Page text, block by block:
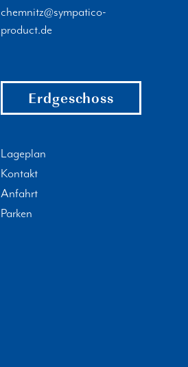
chemnitz@sympatico-
product.de
Erdgeschoss
Lageplan
Kontakt
Anfahrt
Parken